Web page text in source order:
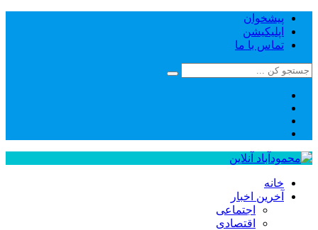
پیشخوان
اپلیکیشن
تماس با ما
خانه
آخرین اخبار
اجتماعی
اقتصادی